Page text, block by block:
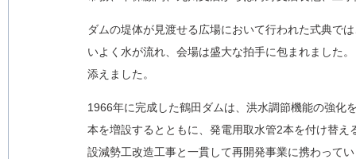
ダムの堤体が見渡せる広場において行われた式典で
いよく水が流れ、会場は盛大な拍手に包まれました
添えました。
1966年に完成した鶴田ダムは、洪水調節機能の強化
本を増設するとともに、発電用取水管2本を付け替
設減勢工改造工事と一貫して再開発事業に携わって